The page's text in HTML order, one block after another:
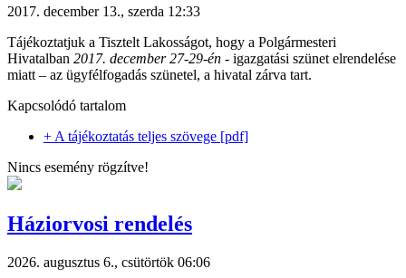
2017. december 13., szerda 12:33
Tájékoztatjuk a Tisztelt Lakosságot, hogy a Polgármesteri
Hivatalban 2017. december 27-29-én - igazgatási szünet elrendelése
miatt – az ügyfélfogadás szünetel, a hivatal zárva tart.
Kapcsolódó tartalom
+ A tájékoztatás teljes szövege [pdf]
Nincs esemény rögzítve!
Háziorvosi rendelés
2026. augusztus 6., csütörtök 06:06